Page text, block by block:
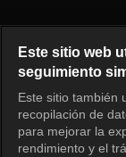
Este sitio web
seguimiento
Este sitio también
recopilación de
para mejorar la
rendimiento y el